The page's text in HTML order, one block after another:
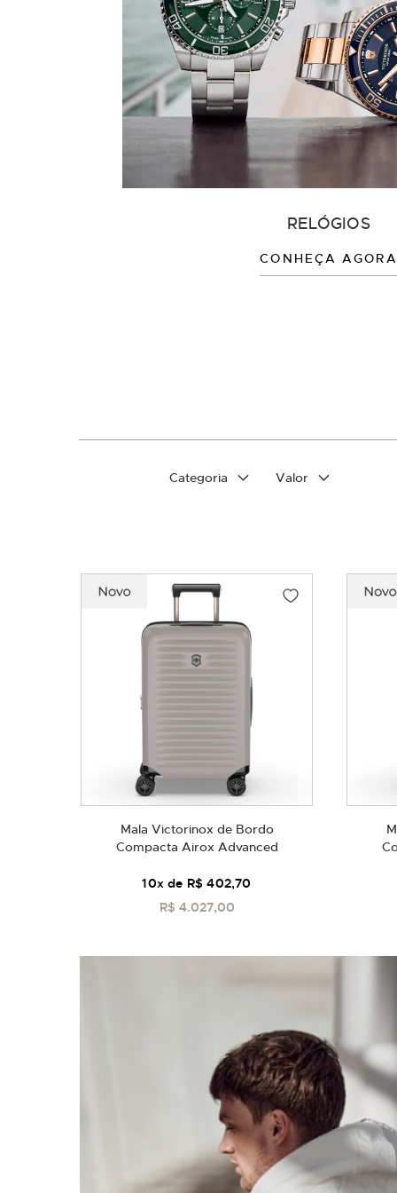
RELÓGIOS
CONHEÇA AGORA
COMPRAR
Mala Victorinox de Bordo
Compacta Airox Advanced
R$ 4.027,00
10x de R$ 402,70
Categoria Valor